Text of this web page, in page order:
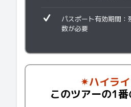
パスポート有効期間：
数が必要
✴︎ハイラ
このツアーの1